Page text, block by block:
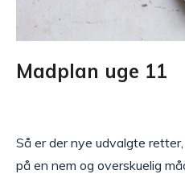
Madplan uge 11
Så er der nye udvalgte
på en nem og overskuelig